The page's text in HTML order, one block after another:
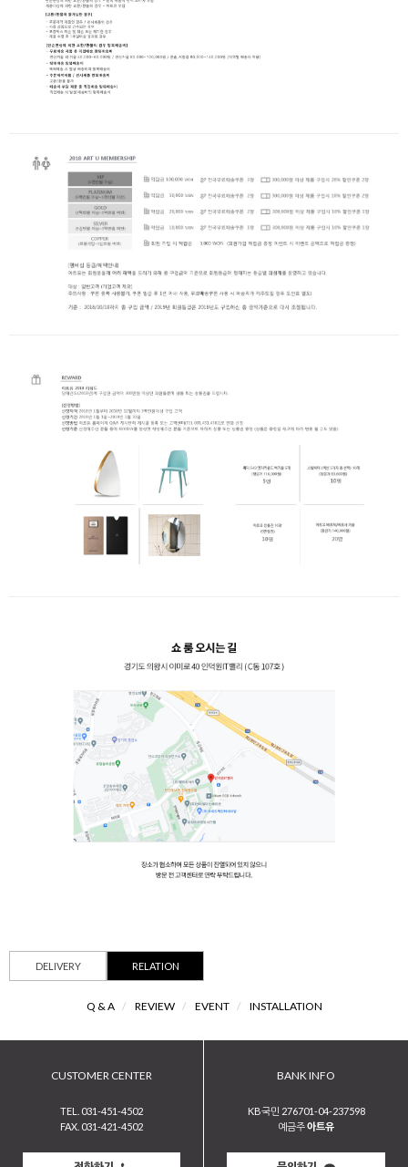
DELIVERY RELATION
Q & A / REVIEW / EVENT / INSTALLATION
CUSTOMER CENTER
TEL. 031-451-4502
FAX. 031-421-4502
BANK INFO
KB국민 276701-04-237598
예금주아트유